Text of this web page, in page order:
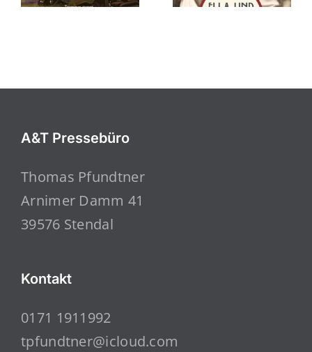
A&T Pressebüro
Thomas Pfundtner
Arnimer Damm 41
39576 Stendal
Kontakt
0171 1911992
tpfundtner@icloud.com